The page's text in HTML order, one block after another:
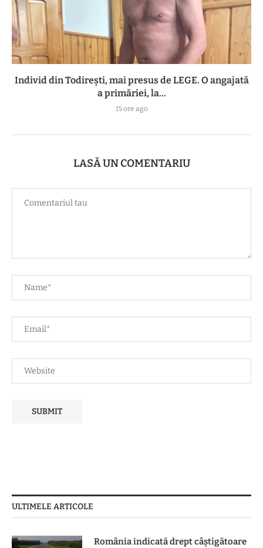
Individ din Todirești, mai presus de LEGE. O angajată
a primăriei, la...
15 ore ago
LASĂ UN COMENTARIU
ULTIMELE ARTICOLE
România indicată drept câștigătoare